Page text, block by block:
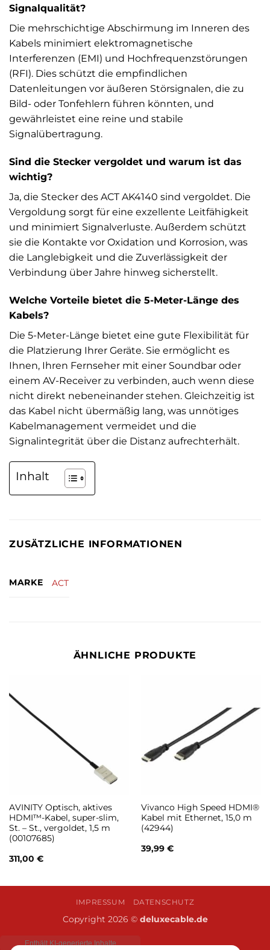
Signalqualität?
Die mehrschichtige Abschirmung im Inneren des
Kabels minimiert elektromagnetische
Interferenzen (EMI) und Hochfrequenzstörungen
(RFI). Dies schützt die empfindlichen
Datenleitungen vor äußeren Störsignalen, die zu
Bild- oder Tonfehlern führen könnten, und
gewährleistet eine reine und stabile
Signalübertragung.
Sind die Stecker vergoldet und warum ist das
wichtig?
Ja, die Stecker des ACT AK4140 sind vergoldet. Die
Vergoldung sorgt für eine exzellente Leitfähigkeit
und minimiert Signalverluste. Außerdem schützt
sie die Kontakte vor Oxidation und Korrosion, was
die Langlebigkeit und die Zuverlässigkeit der
Verbindung über Jahre hinweg sicherstellt.
Welche Vorteile bietet die 5-Meter-Länge des
Kabels?
Die 5-Meter-Länge bietet eine gute Flexibilität für
die Platzierung Ihrer Geräte. Sie ermöglicht es
Ihnen, Ihren Fernseher mit einer Soundbar oder
einem AV-Receiver zu verbinden, auch wenn diese
nicht direkt nebeneinander stehen. Gleichzeitig ist
das Kabel nicht übermäßig lang, was unnötiges
Kabelmanagement vermeidet und die
Signalintegrität über die Distanz aufrechterhält.
Inhalt
ZUSÄTZLICHE INFORMATIONEN
MARKE ACT
ÄHNLICHE PRODUKTE
AVINITY Optisch, aktives
HDMI™-Kabel, super-slim,
St. – St., vergoldet, 1,5 m
(00107685)
311,00 €
Vivanco High Speed HDMI®
Kabel mit Ethernet, 15,0 m
(42944)
39,99 €
IMPRESSUM DATENSCHUTZ
Copyright 2026 © deluxecable.de